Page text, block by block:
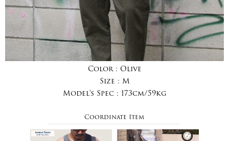
Color : Olive
Size : M
Model's Spec : 173cm/59kg
Coordinate Item